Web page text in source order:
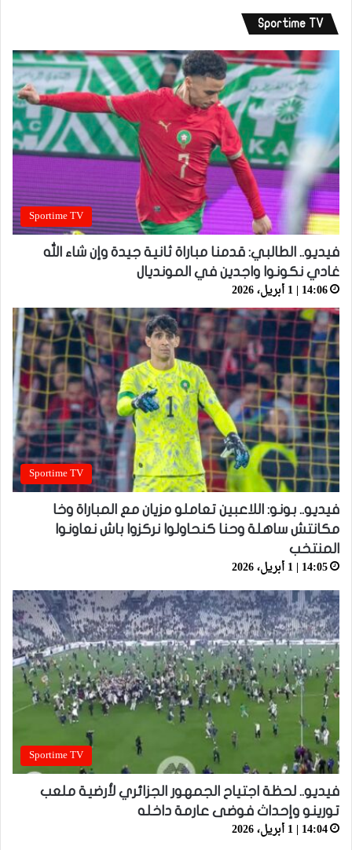
Sportime TV
Sportime TV
فيديو.. الطالبي: قدمنا مباراة ثانية جيدة وإن شاء الله
غادي نكونوا واجدين في المونديال
14:06 | 1 أبريل، 2026
Sportime TV
فيديو.. بونو: اللاعبين تعاملو مزيان مع المباراة وخا
مكانتش ساهلة وحنا كنحاولوا نركزوا باش نعاونوا
المنتخب
14:05 | 1 أبريل، 2026
Sportime TV
فيديو.. لحظة اجتياح الجمهور الجزائري لأرضية ملعب
تورينو وإحداث فوضى عارمة داخله
14:04 | 1 أبريل، 2026